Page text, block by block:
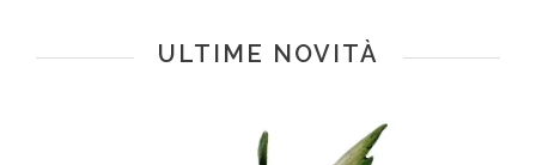
ULTIME NOVITÀ